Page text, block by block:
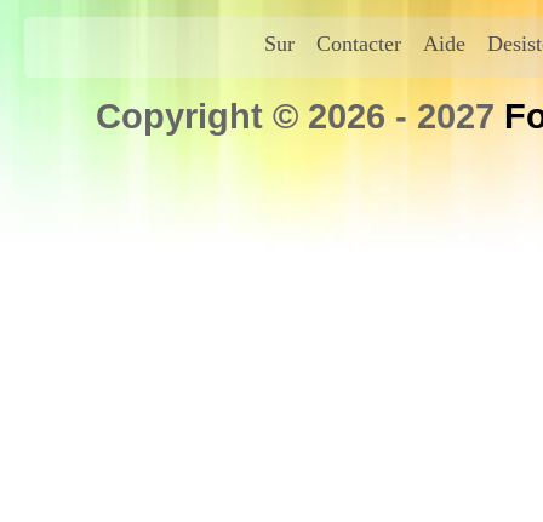
Sur Contacter Aide
Copyright © 2026 - 2027